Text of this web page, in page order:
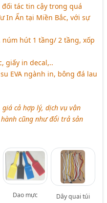
đối tác tin cậy trong quá
In Ấn tại Miền Bắc, với sự
hút 1 tầng/ 2 tầng, xốp
giấy in decal,..
EVA ngành in, bông đá lau
cả hợp lý, dịch vụ vận
cũng như đổi trả sản
Dao mực Dây quai túi